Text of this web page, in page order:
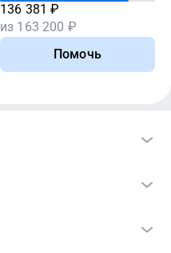
136 381 ₽
из 163 200 ₽
Помочь